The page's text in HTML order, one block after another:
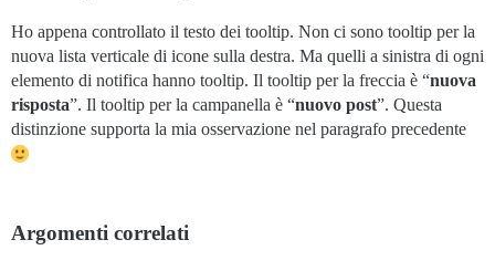
Ho appena controllato il testo dei tooltip. Non ci sono tooltip per la
nuova lista verticale di icone sulla destra. Ma quelli a sinistra di ogni
elemento di notifica hanno tooltip. Il tooltip per la freccia è “nuova
risposta”. Il tooltip per la campanella è “nuovo post”. Questa
distinzione supporta la mia osservazione nel paragrafo precedente
Argomenti correlati